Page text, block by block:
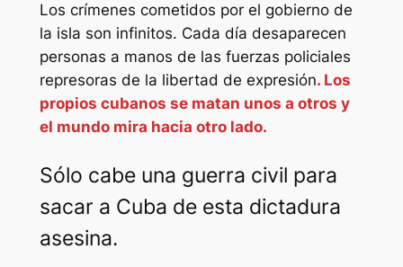
Los crímenes cometidos por el gobierno de
la isla son infinitos. Cada día desaparecen
personas a manos de las fuerzas policiales
represoras de la libertad de expresión. Los
propios cubanos se matan unos a otros y
el mundo mira hacia otro lado.
Sólo cabe una guerra civil para
sacar a Cuba de esta dictadura
asesina.